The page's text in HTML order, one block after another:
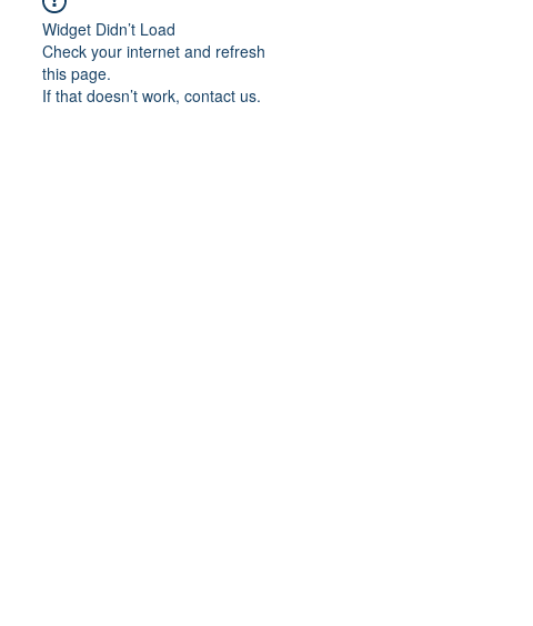
Widget Didn’t Load
Check your internet and refresh
this page.
If that doesn’t work, contact us.